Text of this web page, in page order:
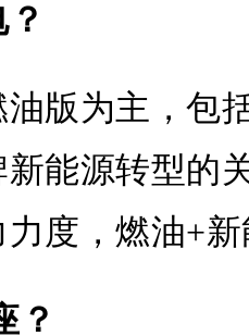
为主，包括
能源转型的
度，燃油+
？